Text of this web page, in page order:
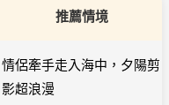
推薦情境
情侶牽手走入海中，夕陽剪
影超浪漫